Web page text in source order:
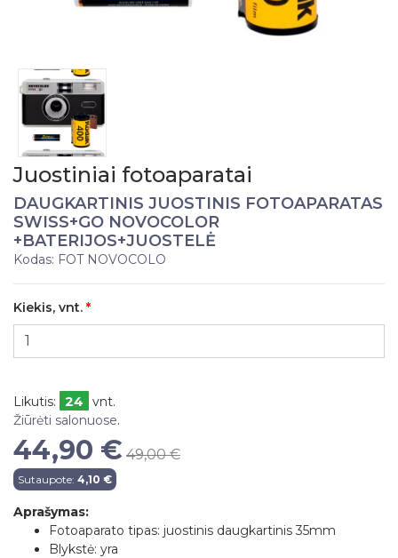
Juostiniai fotoaparatai
DAUGKARTINIS JUOSTINIS FOTOAPARATAS
SWISS+GO NOVOCOLOR
+BATERIJOS+JUOSTELĖ
Kodas: FOT NOVOCOLO
Kiekis, vnt.
Likutis: 24
vnt.
Žiūrėti salonuose.
44,90 € 49,00 €
Sutaupote: 4,10 €
Aprašymas:
Fotoaparato tipas: juostinis daugkartinis 35mm
Blykstė: yra